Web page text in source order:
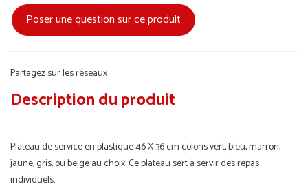
Poser une question sur ce produit
Partagez sur les réseaux
Description du produit
Plateau de service en plastique 46 X 36 cm coloris vert, bleu, marron,
jaune, gris, ou beige au choix. Ce plateau sert à servir des repas
individuels.